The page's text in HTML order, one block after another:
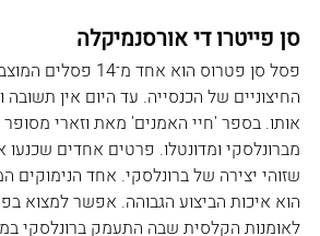
סן פייטרו די אורסנמיקלה
פסל סן פטרוס הוא אחד
החיצוניים של הכנסייה. עד היום אין
אותו. בספר 'חיי האמנים' מאת וזארי
מברונלסקי ומדונטלו. פרטים אחדים
שזוהי יצירה של ברונלסקי. אחד הנימוקים
הוא איכות הביצוע הגבוהה. אפשר למצוא
לאומנות הקלסית שבה התעמק ברונלסקי